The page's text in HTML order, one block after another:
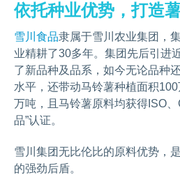
依托种业优势，打造
雪川食品隶属于雪川农业集团，
业精耕了30多年。集团先后引进
了新品种及品系，如今无论品种
水平，还带动马铃薯种植面积
万吨，且马铃薯原料均获得ISO
品”认证。
雪川集团无比伦比的原料优势，
的强劲后盾。